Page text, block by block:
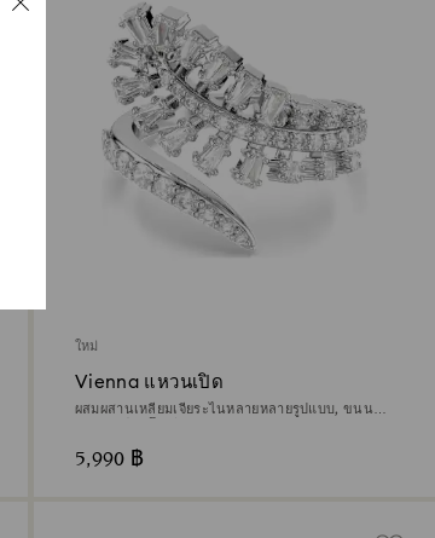
ใหม่
Vienna แหวนเปิด
ผสมผสานเหลี่ยมเจียระไนหลายหลายรูปแบบ, ขนนก,
5,990 ฿